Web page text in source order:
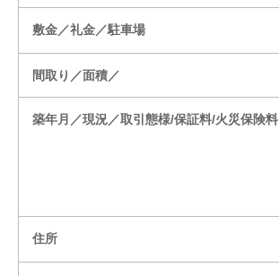
敷金／礼金／駐車場
間取り／面積／
築年月／現況／取引態様/保証料/火災保険料
住所